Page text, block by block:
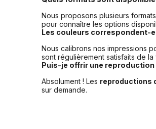
Nous proposons plusieurs
pour connaître les options
Les couleurs correspondent-
Nous calibrons nos impressions
sont régulièrement satisfaits de
Puis-je offrir une reproduction
Absolument ! Les reproductions
sur demande.